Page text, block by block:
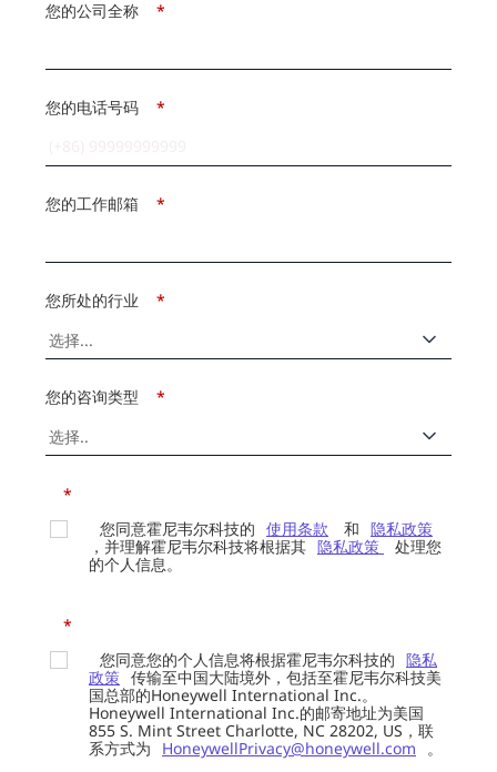
*
您的公司全称
*
您的电话号码
*
您的工作邮箱
*
您所处的行业
*
您的咨询类型
*
您同意霍尼韦尔科技的 使用条款 和 隐私政策
，并理解霍尼韦尔科技将根据其 隐私政策
处理您
的个人信息。
*
您同意您的个人信息将根据霍尼韦尔科技的 隐私
政策 传输至中国大陆境外，包括至霍尼韦尔科技美
国总部的Honeywell International Inc.。
Honeywell International Inc.的邮寄地址为美国
855 S. Mint Street Charlotte, NC 28202, US，联
系方式为
HoneywellPrivacy@honeywell.com
。